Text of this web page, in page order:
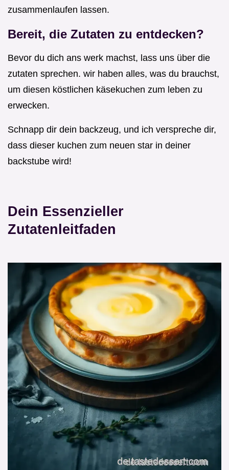
zusammenlaufen lassen.
Bereit, die Zutaten zu entdecken?
Bevor du dich ans werk machst, lass uns über die
zutaten sprechen. wir haben alles, was du brauchst,
um diesen köstlichen käsekuchen zum leben zu
erwecken.
Schnapp dir dein backzeug, und ich verspreche dir,
dass dieser kuchen zum neuen star in deiner
backstube wird!
Dein Essenzieller
Zutatenleitfaden